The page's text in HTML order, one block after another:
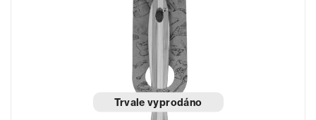
Zapomenuté heslo?
Trvale vyprodáno